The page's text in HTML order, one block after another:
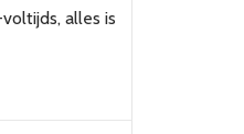
alles is